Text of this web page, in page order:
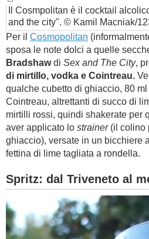
Il Cosmpolitan è il cocktail
and the city". © Kamil Macniak/
Per il Cosmopolitan
sposa le note dolci a quelle
Bradshawdi Sex and The City,
di mirtillo, vodka e Cointreau.
qualche cubetto di ghiaccio, 80
Cointreau, altrettanti di succo di
mirtilli rossi, quindi shakerate per
aver applicato lo strainer(il colino
ghiaccio), versate in un bicchiere
fettina di lime tagliata a rondella.
Spritz: dal Triveneto al